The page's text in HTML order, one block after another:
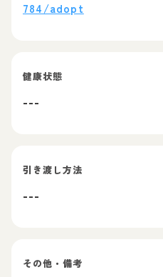
784/adopt
健康状態
---
引き渡し方法
---
その他・備考